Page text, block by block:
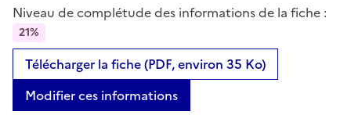
Niveau de complétude des informations de la fiche :
21%
Télécharger la fiche (PDF, environ 35 Ko)
Modifier ces informations